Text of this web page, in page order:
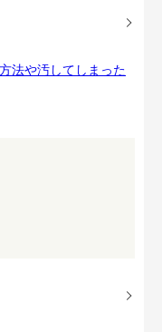
法や汚してしまった